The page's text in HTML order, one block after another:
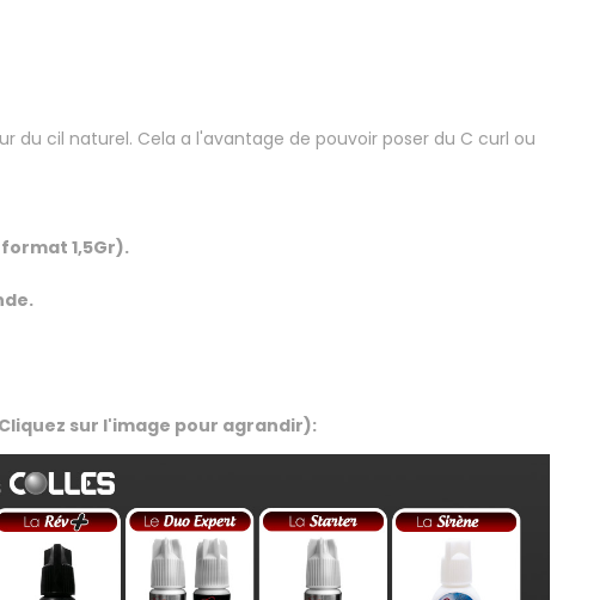
du cil naturel. Cela a l'avantage de pouvoir poser du C curl ou
1,5Gr).
sur l'image pour agrandir):